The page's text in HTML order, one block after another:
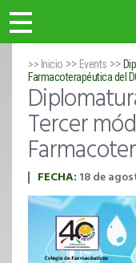
>> Inicio >> Events >>
Farmacoterapéutica del
Tercer
FECHA: 18 de